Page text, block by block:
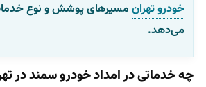
خودرو تهران مسیرهای پوشش و نوع
می‌دهد.
چه خدماتی در امداد خودرو سمند در